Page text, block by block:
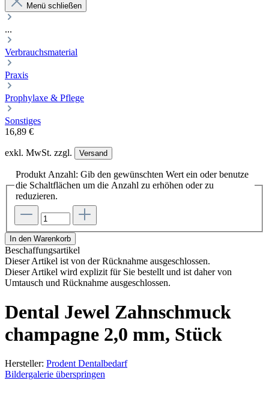
Menü schließen
...
Verbrauchsmaterial
Praxis
Prophylaxe & Pflege
Sonstiges
16,89 €
exkl. MwSt. zzgl. Versand
Produkt Anzahl: Gib den gewünschten Wert ein oder benutze
die Schaltflächen um die Anzahl zu erhöhen oder zu
reduzieren.
In den Warenkorb
Beschaffungsartikel
Dieser Artikel ist von der Rücknahme ausgeschlossen.
Dieser Artikel wird explizit für Sie bestellt und ist daher von
Umtausch und Rücknahme ausgeschlossen.
Dental Jewel Zahnschmuck
champagne 2,0 mm, Stück
Hersteller: Prodent Dentalbedarf
Bildergalerie überspringen